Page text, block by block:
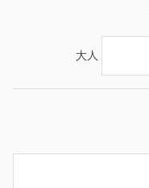
大人